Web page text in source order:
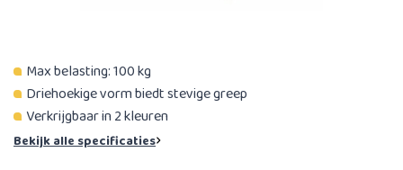
Max belasting: 100 kg
Driehoekige vorm biedt stevige greep
Verkrijgbaar in 2 kleuren
Bekijk alle specificaties